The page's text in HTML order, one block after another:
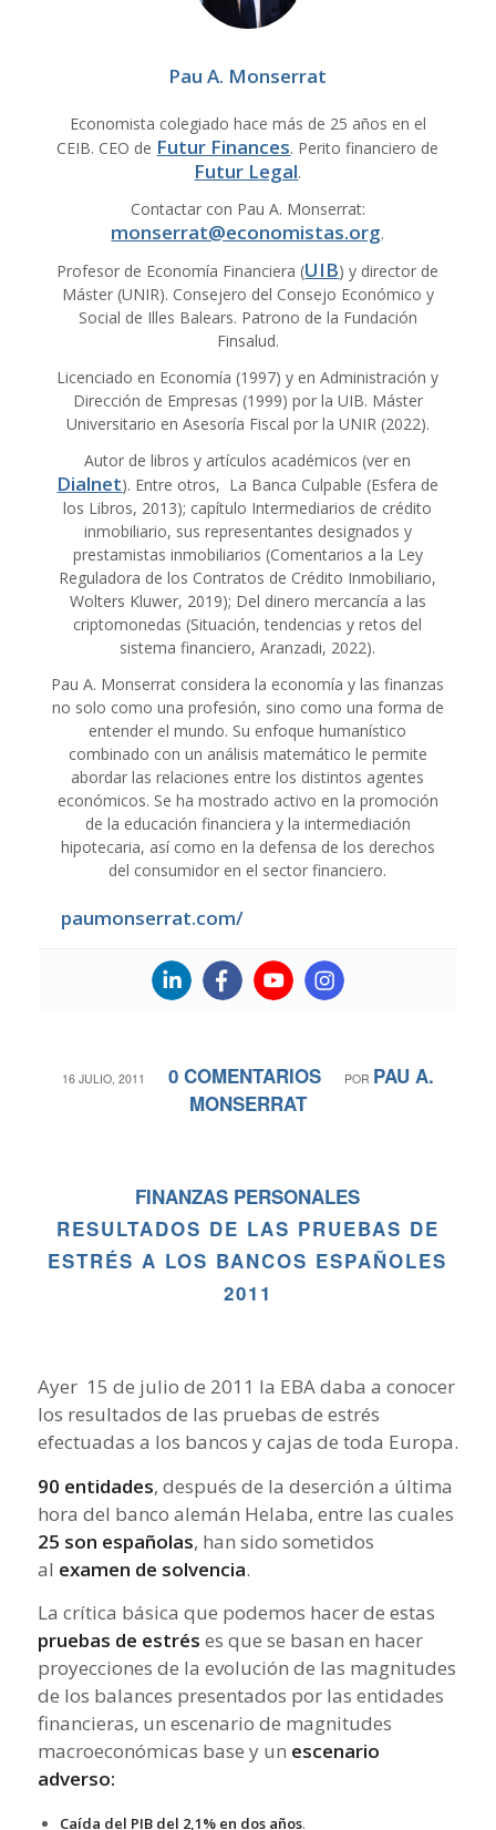
Pau A. Monserrat
Economista colegiado hace más de 25 años en el
CEIB. CEO de Futur Finances. Perito financiero de
Futur Legal.
Contactar con Pau A. Monserrat:
monserrat@economistas.org.
Profesor de Economía Financiera (UIB) y director de
Máster (UNIR). Consejero del Consejo Económico y
Social de Illes Balears. Patrono de la Fundación
Finsalud.
Licenciado en Economía (1997) y en Administración y
Dirección de Empresas (1999) por la UIB. Máster
Universitario en Asesoría Fiscal por la UNIR (2022).
Autor de libros y artículos académicos (ver en
Dialnet). Entre otros, La Banca Culpable (Esfera de
los Libros, 2013); capítulo Intermediarios de crédito
inmobiliario, sus representantes designados y
prestamistas inmobiliarios (Comentarios a la Ley
Reguladora de los Contratos de Crédito Inmobiliario,
Wolters Kluwer, 2019); Del dinero mercancía a las
criptomonedas (Situación, tendencias y retos del
sistema financiero, Aranzadi, 2022).
Pau A. Monserrat considera la economía y las finanzas
no solo como una profesión, sino como una forma de
entender el mundo. Su enfoque humanístico
combinado con un análisis matemático le permite
abordar las relaciones entre los distintos agentes
económicos. Se ha mostrado activo en la promoción
de la educación financiera y la intermediación
hipotecaria, así como en la defensa de los derechos
del consumidor en el sector financiero.
paumonserrat.com/
16 JULIO, 2011
/ 0 COMENTARIOS
/ POR PAU A.
MONSERRAT
FINANZAS PERSONALES
RESULTADOS DE LAS PRUEBAS DE
ESTRÉS A LOS BANCOS ESPAÑOLES
2011
Ayer 15 de julio de 2011 la EBA daba a conocer
los resultados de las pruebas de estrés
efectuadas a los bancos y cajas de toda Europa.
90 entidades, después de la deserción a última
hora del banco alemán Helaba, entre las cuales
25 son españolas, han sido sometidos
al examen de solvencia.
La crítica básica que podemos hacer de estas
pruebas de estrés es que se basan en hacer
proyecciones de la evolución de las magnitudes
de los balances presentados por las entidades
financieras, un escenario de magnitudes
macroeconómicas base y un escenario
adverso:
Caída del PIB del 2,1% en dos años.